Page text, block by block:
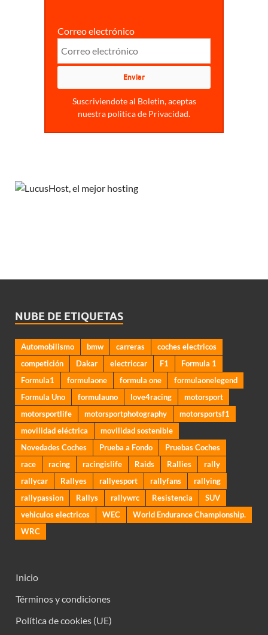
Correo electrónico
Suscriviendote al Boletin, aceptas
nuestra politica de Privacidad.
NUBE DE ETIQUETAS
Automobilismo bmw carreras
coches electricos
competición
Dakar electriccar F1
Formula 1
Formula1
formulaone formula one
formulaonelegend
Formula Uno
formulauno love4racing
motorsport
motorsportlife
motorsportphotography
motorsportsf1
movilidad eléctrica
movilidad sostenible
Novedades Coches
Prueba a Fondo
Pruebas Coches
race
racing racingislife Raids Rallies
rally
rallycar
Rallyes rallyesport rallyfans
rallying
rallypassion
Rallys rallywrc Resistencia
SUV
vehiculos electricos
WEC
World Endurance Championship.
WRC
Inicio
Términos y condiciones
Política de cookies (UE)